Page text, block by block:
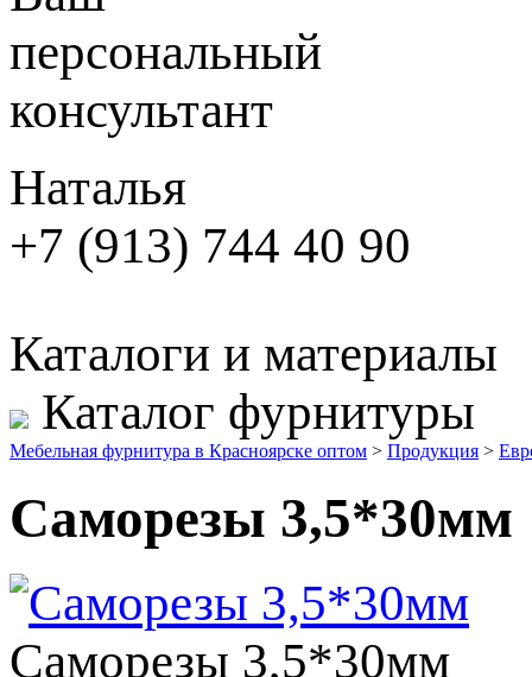
персональный
консультант
Наталья
+7 (913) 744 40 90
Каталоги и материалы
Каталог фурнитуры
Мебельная фурнитура в Красноярске оптом > Продукция >
Саморезы 3,5*30мм
Саморезы 3,5*30мм